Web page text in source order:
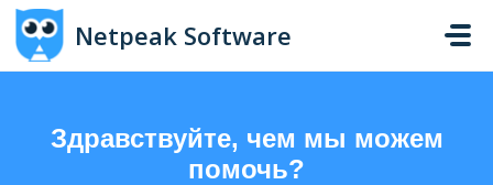
Переход к главному содержимому
Netpeak Software
Здравствуйте, чем мы можем
помочь?